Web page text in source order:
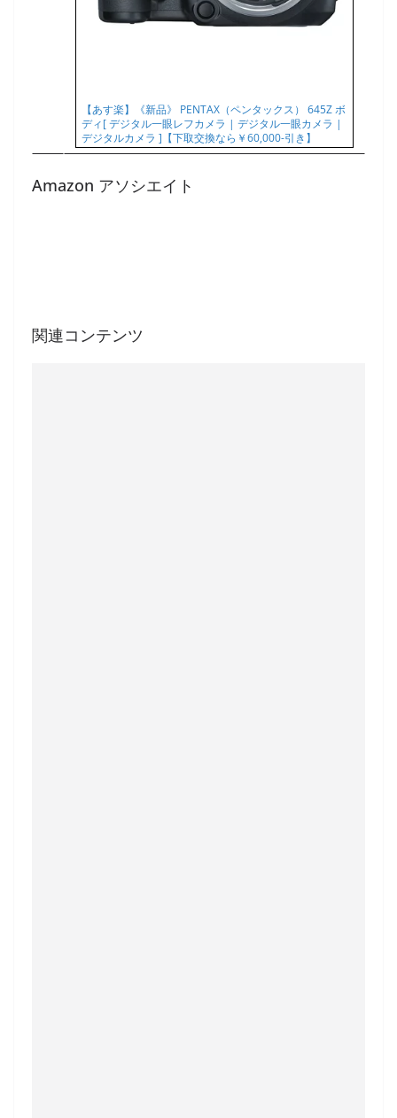
【あす楽】《新品》 PENTAX（ペンタックス） 645Z ボ
ディ[ デジタル一眼レフカメラ | デジタル一眼カメラ |
デジタルカメラ ]【下取交換なら￥60,000-引き】
Amazon アソシエイト
関連コンテンツ